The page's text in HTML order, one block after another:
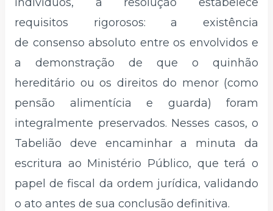
requisitos rigorosos: a existência
de consenso absoluto entre os envolvidos e
a demonstração de que o quinhão
hereditário ou os direitos do menor (como
pensão alimentícia e guarda) foram
integralmente preservados. Nesses casos, o
Tabelião deve encaminhar a minuta da
escritura ao Ministério Público, que terá o
papel de fiscal da ordem jurídica, validando
o ato antes de sua conclusão definitiva.